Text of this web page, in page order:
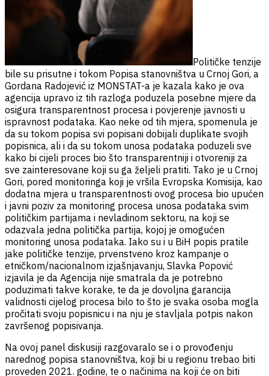
Političke tenzije
bile su prisutne i tokom Popisa stanovništva u Crnoj Gori, a
Gordana Radojević iz MONSTAT-a je kazala kako je ova
agencija upravo iz tih razloga poduzela posebne mjere da
osigura transparentnost procesa i povjerenje javnosti u
ispravnost podataka. Kao neke od tih mjera, spomenula je
da su tokom popisa svi popisani dobijali duplikate svojih
popisnica, ali i da su tokom unosa podataka poduzeli sve
kako bi cijeli proces bio što transparentniji i otvoreniji za
sve zainteresovane koji su ga željeli pratiti. Tako je u Crnoj
Gori, pored monitoringa koji je vršila Evropska Komisija, kao
dodatna mjera u transparentnosti ovog procesa bio upućen
i javni poziv za monitoring procesa unosa podataka svim
političkim partijama i nevladinom sektoru, na koji se
odazvala jedna politička partija, kojoj je omogućen
monitoring unosa podataka. Iako su i u BiH popis pratile
jake političke tenzije, prvenstveno kroz kampanje o
etničkom/nacionalnom izjašnjavanju, Slavka Popović
izjavila je da Agencija nije smatrala da je potrebno
poduzimati takve korake, te da je dovoljna garancija
validnosti cijelog procesa bilo to što je svaka osoba mogla
pročitati svoju popisnicu i na nju je stavljala potpis nakon
završenog popisivanja.
Na ovoj panel diskusiji razgovaralo se i o provođenju
narednog popisa stanovništva, koji bi u regionu trebao biti
proveden 2021. godine, te o načinima na koji će on biti